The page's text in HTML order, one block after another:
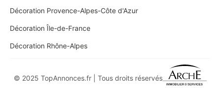
Décoration Provence-Alpes-Côte d'Azur
Décoration Île-de-France
Décoration Rhône-Alpes
© 2025 TopAnnonces.fr | Tous droits réservés